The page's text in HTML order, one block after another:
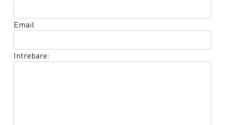
Email
Intrebare: